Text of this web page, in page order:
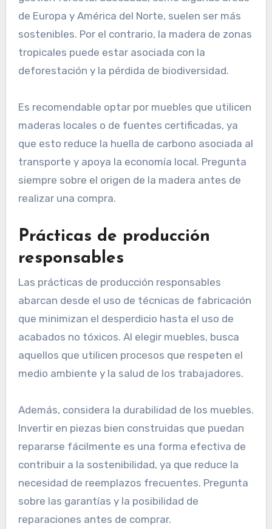
de Europa y América del Norte, suelen ser más
sostenibles. Por el contrario, la madera de zonas
tropicales puede estar asociada con la
deforestación y la pérdida de biodiversidad.
Es recomendable optar por muebles que utilicen
maderas locales o de fuentes certificadas, ya
que esto reduce la huella de carbono asociada al
transporte y apoya la economía local. Pregunta
siempre sobre el origen de la madera antes de
realizar una compra.
Prácticas de producción
responsables
Las prácticas de producción responsables
abarcan desde el uso de técnicas de fabricación
que minimizan el desperdicio hasta el uso de
acabados no tóxicos. Al elegir muebles, busca
aquellos que utilicen procesos que respeten el
medio ambiente y la salud de los trabajadores.
Además, considera la durabilidad de los muebles.
Invertir en piezas bien construidas que puedan
repararse fácilmente es una forma efectiva de
contribuir a la sostenibilidad, ya que reduce la
necesidad de reemplazos frecuentes. Pregunta
sobre las garantías y la posibilidad de
reparaciones antes de comprar.